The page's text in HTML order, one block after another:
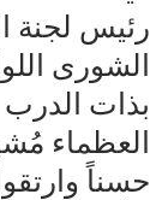
رئيس لجنة
الشورى
بذات الدرب
العظماء
حسناً